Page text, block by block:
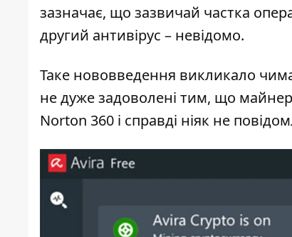
зазначає, що зазвичай частка
другий антивірус – невідомо.
Таке нововведення викликало
не дуже задоволені тим, що
Norton 360 і справді ніяк не